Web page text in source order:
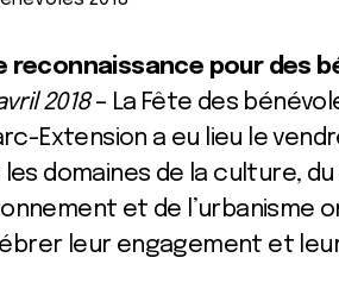
reconnaissance pour des
2018– La Fête des
Extension a eu lieu le
domaines de la culture,
et de
leur engagement et